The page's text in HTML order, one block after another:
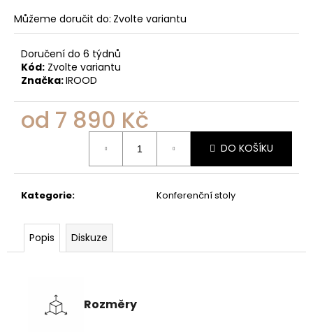
Můžeme doručit do: Zvolte variantu
Doručení do 6 týdnů
Kód: Zvolte variantu
Značka:IROOD
od 7 890 Kč
DO KOŠÍKU
Kategorie: Konferenční stoly
Popis Diskuze
Rozměry